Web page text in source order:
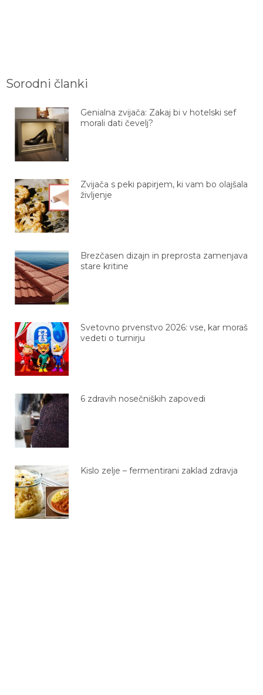
Sorodni članki
Genialna zvijača: Zakaj bi v hotelski sef
morali dati čevelj?
Zvijača s peki papirjem, ki vam bo olajšala
življenje
Brezčasen dizajn in preprosta zamenjava
stare kritine
Svetovno prvenstvo 2026: vse, kar moraš
vedeti o turnirju
6 zdravih nosečniških zapovedi
Kislo zelje – fermentirani zaklad zdravja